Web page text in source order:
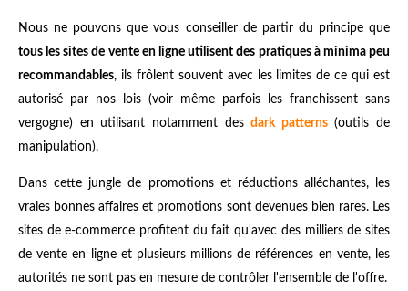
Nous ne pouvons que vous conseiller de partir du principe que
tous les sites de vente en ligne utilisent des pratiques à minima peu
recommandables, ils frôlent souvent avec les limites de ce qui est
autorisé par nos lois (voir même parfois les franchissent sans
vergogne) en utilisant notamment desdark patterns(outils de
manipulation).
Dans cette jungle de promotions et réductions alléchantes, les
vraies bonnes affaires et promotions sont devenues bien rares. Les
sites de e-commerce profitent du fait qu'avec des milliers de sites
de vente en ligne et plusieurs millions de références en vente, les
autorités ne sont pas en mesure de contrôler l'ensemble de l'offre.